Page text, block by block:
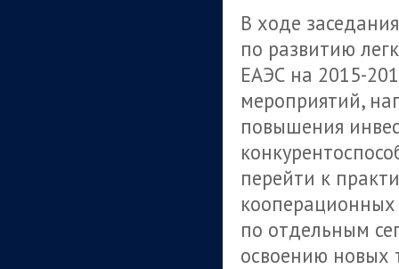
В ходе
по развитию
ЕАЭС на 2015-
мероприятий,
повышения
перейти к
по отдельным
освоению новых